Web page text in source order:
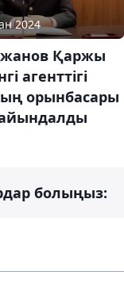
2024
Қаржы
агенттігі
орынбасары
болыңыз: